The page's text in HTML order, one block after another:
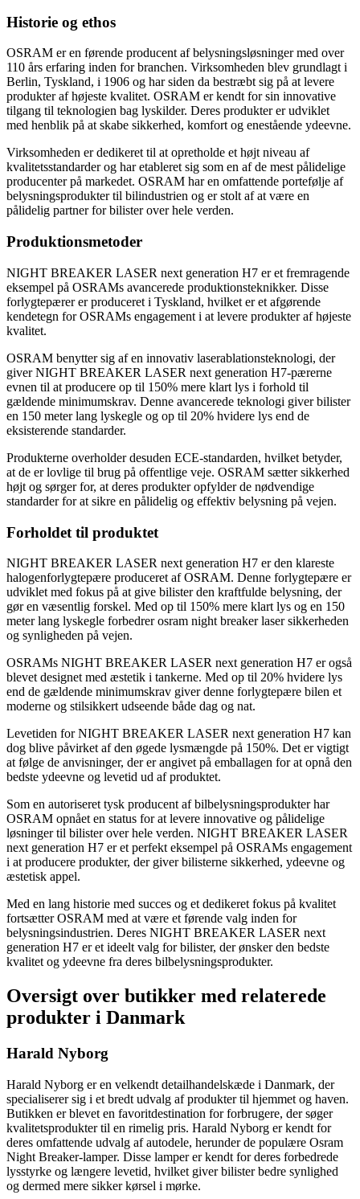
Historie og ethos
OSRAM er en førende producent af belysningsløsninger med over
110 års erfaring inden for branchen. Virksomheden blev grundlagt i
Berlin, Tyskland, i 1906 og har siden da bestræbt sig på at levere
produkter af højeste kvalitet. OSRAM er kendt for sin innovative
tilgang til teknologien bag lyskilder. Deres produkter er udviklet
med henblik på at skabe sikkerhed, komfort og enestående ydeevne.
Virksomheden er dedikeret til at opretholde et højt niveau af
kvalitetsstandarder og har etableret sig som en af de mest pålidelige
producenter på markedet. OSRAM har en omfattende portefølje af
belysningsprodukter til bilindustrien og er stolt af at være en
pålidelig partner for bilister over hele verden.
Produktionsmetoder
NIGHT BREAKER LASER next generation H7 er et fremragende
eksempel på OSRAMs avancerede produktionsteknikker. Disse
forlygtepærer er produceret i Tyskland, hvilket er et afgørende
kendetegn for OSRAMs engagement i at levere produkter af højeste
kvalitet.
OSRAM benytter sig af en innovativ laserablationsteknologi, der
giver NIGHT BREAKER LASER next generation H7-pærerne
evnen til at producere op til 150% mere klart lys i forhold til
gældende minimumskrav. Denne avancerede teknologi giver bilister
en 150 meter lang lyskegle og op til 20% hvidere lys end de
eksisterende standarder.
Produkterne overholder desuden ECE-standarden, hvilket betyder,
at de er lovlige til brug på offentlige veje. OSRAM sætter sikkerhed
højt og sørger for, at deres produkter opfylder de nødvendige
standarder for at sikre en pålidelig og effektiv belysning på vejen.
Forholdet til produktet
NIGHT BREAKER LASER next generation H7 er den klareste
halogenforlygtepære produceret af OSRAM. Denne forlygtepære er
udviklet med fokus på at give bilister den kraftfulde belysning, der
gør en væsentlig forskel. Med op til 150% mere klart lys og en 150
meter lang lyskegle forbedrer osram night breaker laser sikkerheden
og synligheden på vejen.
OSRAMs NIGHT BREAKER LASER next generation H7 er også
blevet designet med æstetik i tankerne. Med op til 20% hvidere lys
end de gældende minimumskrav giver denne forlygtepære bilen et
moderne og stilsikkert udseende både dag og nat.
Levetiden for NIGHT BREAKER LASER next generation H7 kan
dog blive påvirket af den øgede lysmængde på 150%. Det er vigtigt
at følge de anvisninger, der er angivet på emballagen for at opnå den
bedste ydeevne og levetid ud af produktet.
Som en autoriseret tysk producent af bilbelysningsprodukter har
OSRAM opnået en status for at levere innovative og pålidelige
løsninger til bilister over hele verden. NIGHT BREAKER LASER
next generation H7 er et perfekt eksempel på OSRAMs engagement
i at producere produkter, der giver bilisterne sikkerhed, ydeevne og
æstetisk appel.
Med en lang historie med succes og et dedikeret fokus på kvalitet
fortsætter OSRAM med at være et førende valg inden for
belysningsindustrien. Deres NIGHT BREAKER LASER next
generation H7 er et ideelt valg for bilister, der ønsker den bedste
kvalitet og ydeevne fra deres bilbelysningsprodukter.
Oversigt over butikker med relaterede
produkter i Danmark
Harald Nyborg
Harald Nyborg er en velkendt detailhandelskæde i Danmark, der
specialiserer sig i et bredt udvalg af produkter til hjemmet og haven.
Butikken er blevet en favoritdestination for forbrugere, der søger
kvalitetsprodukter til en rimelig pris. Harald Nyborg er kendt for
deres omfattende udvalg af autodele, herunder de populære Osram
Night Breaker-lamper. Disse lamper er kendt for deres forbedrede
lysstyrke og længere levetid, hvilket giver bilister bedre synlighed
og dermed mere sikker kørsel i mørke.